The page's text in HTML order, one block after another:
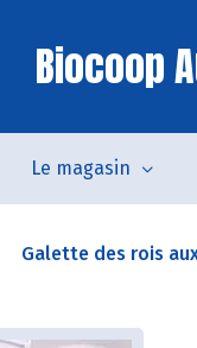
Biocoop
Le magasin
Galette des rois